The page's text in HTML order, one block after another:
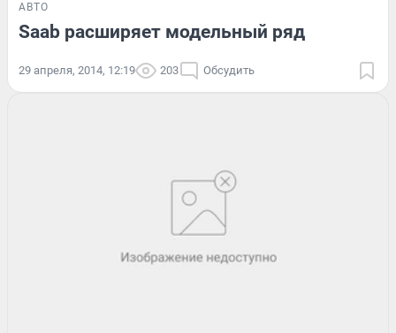
АВТО
Saab расширяет модельный ряд
29 апреля, 2014, 12:19 203 Обсудить